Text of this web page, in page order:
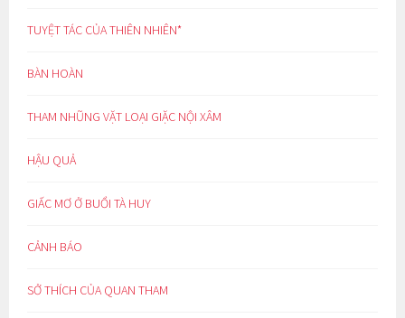
TUYỆT TÁC CỦA THIÊN NHIÊN*
BÀN HOÀN
THAM NHŨNG VẶT LOẠI GIẶC NỘI XÂM
HẬU QUẢ
GIẤC MƠ Ở BUỔI TÀ HUY
CẢNH BÁO
SỞ THÍCH CỦA QUAN THAM